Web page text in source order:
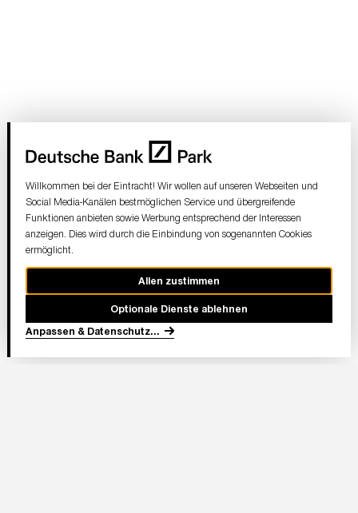
Willkommen bei der Eintracht! Wir wollen auf unseren Webseiten und
Social Media-Kanälen bestmöglichen Service und übergreifende
Funktionen anbieten sowie Werbung entsprechend der Interessen
anzeigen. Dies wird durch die Einbindung von sogenannten Cookies
ermöglicht.
Allen zustimmen
Optionale Dienste ablehnen
Anpassen & Datenschutz...